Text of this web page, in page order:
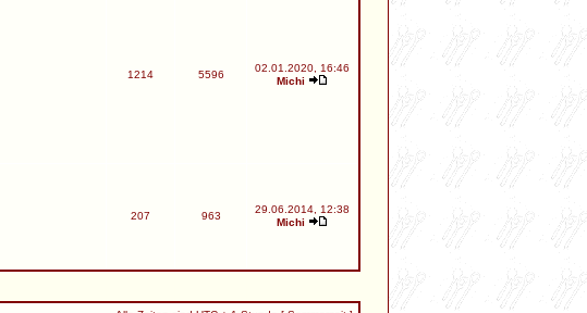
1214 5596
02.01.2020, 16:46
Michi
207 963
29.06.2014, 12:38
Michi